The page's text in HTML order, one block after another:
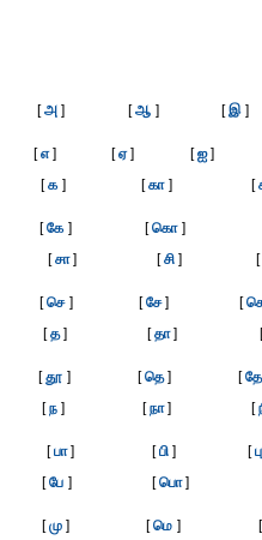
[அ ] [ஆ ] [இ]
[எ] [ஏ] [ஐ]
[க] [கா] [
[கே] [கொ]
[சா] [சி ] [
[செ] [சே] [
[த] [தா]
[தூ ] [தெ] [தே
[ந ] [நா] [
[பா] [பி ] [பு
[பே ] [பொ]
[மு ] [மெ ]